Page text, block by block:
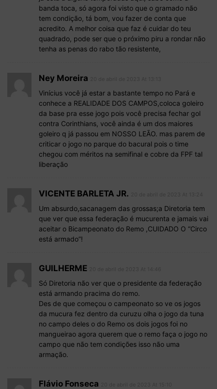
banda toca, só agora foi visto que o gramado não
tem condição, tá bom, vou fazer de conta que
acredito. A melhor coisa que faz é cuidar do teu
quadrado, pode ser que o próximo piru a rondar não
tenha as penas do rabo tão resistente,
Ney Moreira
Vinícius você já estar a bastante tempo no Pará e
conhece a REALIDADE DOS CAMPOS,coloca goleiro
da base pra esse jogo pois você precisa fechar gol
contra Corinthians, você ainda é um dos maiores
goleiro q já passou em NOSSO LEÃO. mas parem de
criticar o jogo no parque do bacural pois o time
chegou com méritos na semifinal e cobre da FPF tal
liberação
VICENTE BARLETA JR.
Um absurdo,sacanagem das grossas;a Diretoria tem
que ver que essa federação é mucurenta e jamais vai
aceitar o Bicampeonato do Remo ,CUIDADO O “Circo
está armado”!
GUILHERME
Só Diretoria não ver que o presidente da federação
está armando pracima do remo.
Des de que começou o campeonato so ve os jogos
da mucura fez dentro da curuzu olha o jogo da tuna
no campo deles o do Remo os dois jogos foi no
mangueirao agora querem que o remo faça o jogo no
campo que não tem condições isso não uma
armação.
Flávio Fonseca